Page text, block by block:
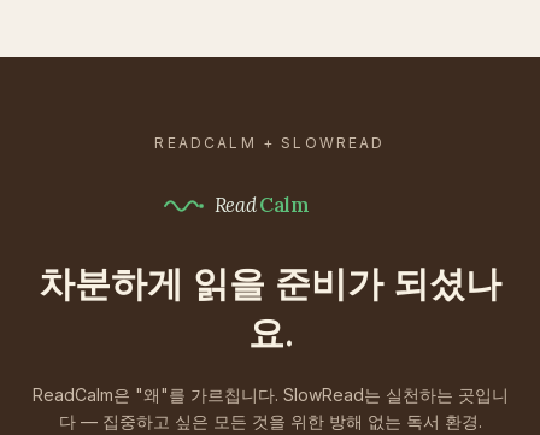
READCALM + SLOWREAD
ReadCalm
차분하게 읽을 준비가 되셨나
요.
ReadCalm은 "왜"를 가르칩니다. SlowRead는 실천하는 곳입니
다 — 집중하고 싶은 모든 것을 위한 방해 없는 독서 환경.